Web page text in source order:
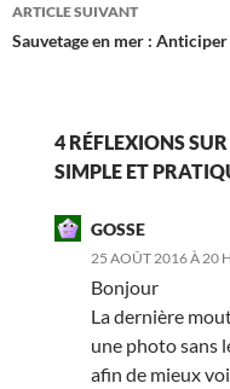
ARTICLE SUIVANT
Sauvetage en mer :
4 RÉFLEXIONS
SIMPLE ET
GOSSE
25 AOÛT 2016 À 20
Bonjour
La dernière
une photo sans
afin de mieux